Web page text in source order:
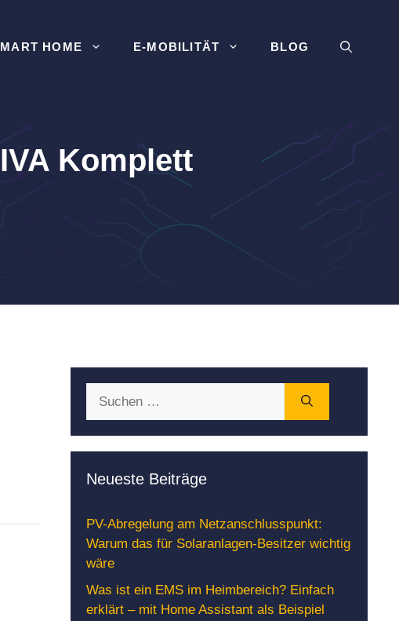
HOME E-MOBILITÄT BLOG
Komplett
Neueste Beiträge
PV-Abregelung am Netzanschlusspunkt:
Warum das für Solaranlagen-Besitzer wichtig
wäre
Was ist ein EMS im Heimbereich? Einfach
erklärt – mit Home Assistant als Beispiel